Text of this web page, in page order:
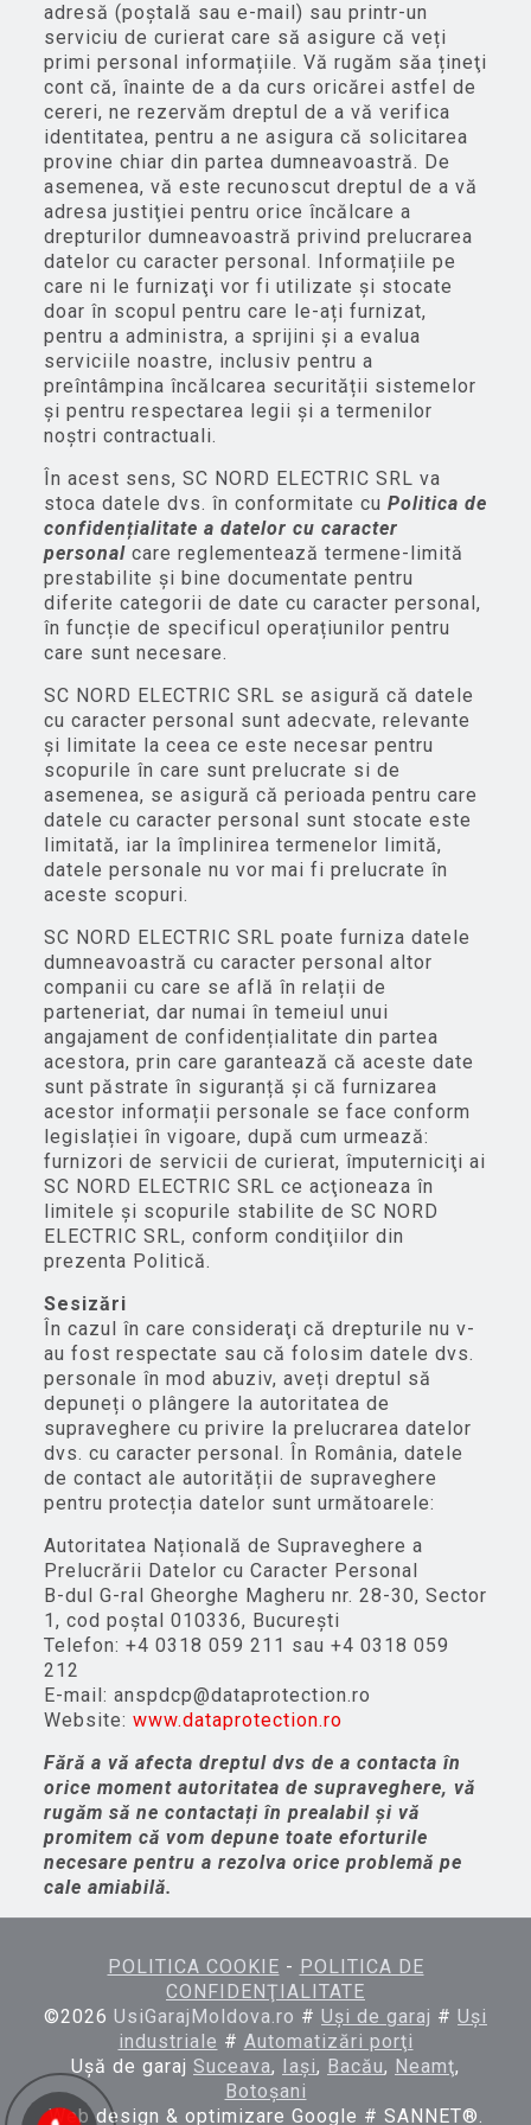
adresă (poștală sau e-mail) sau printr-un
serviciu de curierat care să asigure că veți
primi personal informațiile. Vă rugăm săa țineţi
cont că, înainte de a da curs oricărei astfel de
cereri, ne rezervăm dreptul de a vă verifica
identitatea, pentru a ne asigura că solicitarea
provine chiar din partea dumneavoastră. De
asemenea, vă este recunoscut dreptul de a vă
adresa justiţiei pentru orice încălcare a
drepturilor dumneavoastră privind prelucrarea
datelor cu caracter personal. Informațiile pe
care ni le furnizaţi vor fi utilizate și stocate
doar în scopul pentru care le-ați furnizat,
pentru a administra, a sprijini și a evalua
serviciile noastre, inclusiv pentru a
preîntâmpina încălcarea securității sistemelor
și pentru respectarea legii și a termenilor
noștri contractuali.
În acest sens, SC NORD ELECTRIC SRL va
stoca datele dvs. în conformitate cu Politica de
confidențialitate a datelor cu caracter
personalcare reglementează termene-limită
prestabilite și bine documentate pentru
diferite categorii de date cu caracter personal,
în funcție de specificul operațiunilor pentru
care sunt necesare.
SC NORD ELECTRIC SRL se asigură că datele
cu caracter personal sunt adecvate, relevante
și limitate la ceea ce este necesar pentru
scopurile în care sunt prelucrate si de
asemenea, se asigură că perioada pentru care
datele cu caracter personal sunt stocate este
limitată, iar la împlinirea termenelor limită,
datele personale nu vor mai fi prelucrate în
aceste scopuri.
SC NORD ELECTRIC SRL poate furniza datele
dumneavoastră cu caracter personal altor
companii cu care se află în relații de
parteneriat, dar numai în temeiul unui
angajament de confidențialitate din partea
acestora, prin care garantează că aceste date
sunt păstrate în siguranță și că furnizarea
acestor informații personale se face conform
legislației în vigoare, după cum urmează:
furnizori de servicii de curierat, împuterniciţi ai
SC NORD ELECTRIC SRL ce acţioneaza în
limitele şi scopurile stabilite de SC NORD
ELECTRIC SRL, conform condiţiilor din
prezenta Politică.
Sesizări
În cazul în care consideraţi că drepturile nu v-
au fost respectate sau că folosim datele dvs.
personale în mod abuziv, aveți dreptul să
depuneți o plângere la autoritatea de
supraveghere cu privire la prelucrarea datelor
dvs. cu caracter personal. În România, datele
de contact ale autorității de supraveghere
pentru protecția datelor sunt următoarele:
Autoritatea Națională de Supraveghere a
Prelucrării Datelor cu Caracter Personal
B-dul G-ral Gheorghe Magheru nr. 28-30, Sector
1, cod poștal 010336, București
Telefon: +4 0318 059 211 sau +4 0318 059
212
E-mail: anspdcp@dataprotection.ro
Website: www.dataprotection.ro
Fără a vă afecta dreptul dvs de a contacta în
orice moment autoritatea de supraveghere, vă
rugăm să ne contactați în prealabil și vă
promitem că vom depune toate eforturile
necesare pentru a rezolva orice problemă pe
cale amiabilă.
POLITICA COOKIE - POLITICA DE
CONFIDENŢIALITATE
©2026 UsiGarajMoldova.ro # Uşi de garaj # Uşi
industriale # Automatizări porţi
Uşă de garaj Suceava, Iaşi, Bacău, Neamţ,
Botoşani
Web design & optimizare Google # SANNET®.